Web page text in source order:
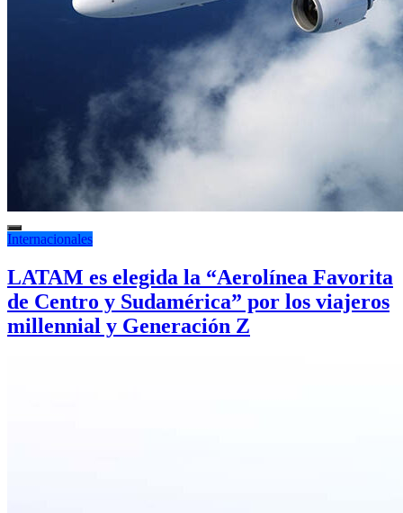
Internacionales
LATAM es elegida la “Aerolínea Favorita
de Centro y Sudamérica” por los viajeros
millennial y Generación Z